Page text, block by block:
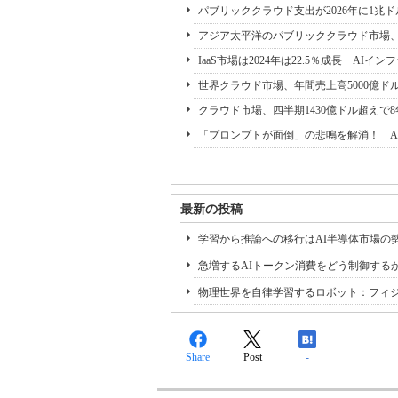
パブリッククラウド支出が2026年に1兆
アジア太平洋のパブリッククラウド市場
IaaS市場は2024年は22.5％成長 AIイン
世界クラウド市場、年間売上高5000億
クラウド市場、四半期1430億ドル超え
「プロンプトが面倒」の悲鳴を解消！
最新の投稿
学習から推論への移行はAI半導体市場の
急増するAIトークン消費をどう制御する
物理世界を自律学習するロボット：フィ
Share Post -